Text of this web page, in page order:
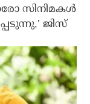
സിനിമകള്‍
ജിസ്